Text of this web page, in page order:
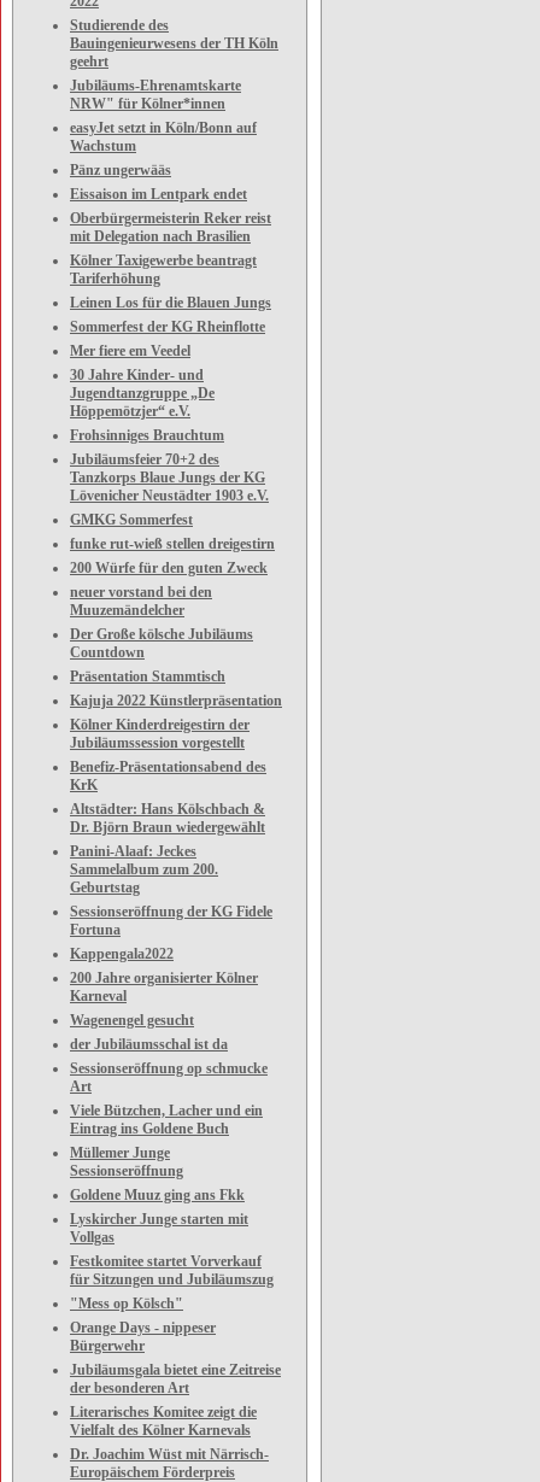
Studierende des
Bauingenieurwesens der TH Köln
geehrt
Jubiläums-Ehrenamtskarte
NRW" für Kölner*innen
easyJet setzt in Köln/Bonn auf
Wachstum
Pänz ungerwääs
Eissaison im Lentpark endet
Oberbürgermeisterin Reker reist
mit Delegation nach Brasilien
Kölner Taxigewerbe beantragt
Tariferhöhung
Leinen Los für die Blauen Jungs
Sommerfest der KG Rheinflotte
Mer fiere em Veedel
30 Jahre Kinder- und
Jugendtanzgruppe „De
Höppemötzjer“ e.V.
Frohsinniges Brauchtum
Jubiläumsfeier 70+2 des
Tanzkorps Blaue Jungs der KG
Lövenicher Neustädter 1903 e.V.
GMKG Sommerfest
funke rut-wieß stellen dreigestirn
200 Würfe für den guten Zweck
neuer vorstand bei den
Muuzemändelcher
Der Große kölsche Jubiläums
Countdown
Präsentation Stammtisch
Kajuja 2022 Künstlerpräsentation
Kölner Kinderdreigestirn der
Jubiläumssession vorgestellt
Benefiz-Präsentationsabend des
KrK
Altstädter: Hans Kölschbach &
Dr. Björn Braun wiedergewählt
Panini-Alaaf: Jeckes
Sammelalbum zum 200.
Geburtstag
Sessionseröffnung der KG Fidele
Fortuna
Kappengala2022
200 Jahre organisierter Kölner
Karneval
Wagenengel gesucht
der Jubiläumsschal ist da
Sessionseröffnung op schmucke
Art
Viele Bützchen, Lacher und ein
Eintrag ins Goldene Buch
Müllemer Junge
Sessionseröffnung
Goldene Muuz ging ans Fkk
Lyskircher Junge starten mit
Vollgas
Festkomitee startet Vorverkauf
für Sitzungen und Jubiläumszug
"Mess op Kölsch"
Orange Days - nippeser
Bürgerwehr
Jubiläumsgala bietet eine Zeitreise
der besonderen Art
Literarisches Komitee zeigt die
Vielfalt des Kölner Karnevals
Dr. Joachim Wüst mit Närrisch-
Europäischem Förderpreis